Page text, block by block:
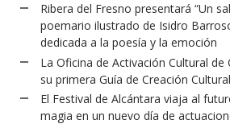
Ribera del Fresno presentará “Un
poemario ilustrado de Isidro
dedicada a la poesía y la emoción
La Oficina de Activación Cultural de
su primera Guía de Creación
El Festival de Alcántara viaja al
magia en un nuevo día de